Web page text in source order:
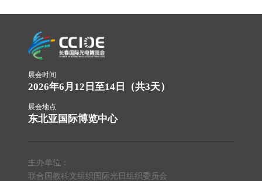
展会时间
2026年6月12日至14日（共3天）
展会地点
东北亚国际博览中心
主办单位：
联合国教科文组织国际光日组织委员会